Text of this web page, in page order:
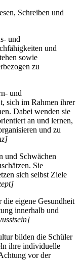
Schreiben und
und
und
sowie
zu
und
sich im Rahmen ihrer
Dabei wenden sie
an und lernen,
und zu
und Schwächen
Sie
sich selbst Ziele
eigene Gesundheit
innerhalb und
bilden die Schüler
ihre individuelle
vor der